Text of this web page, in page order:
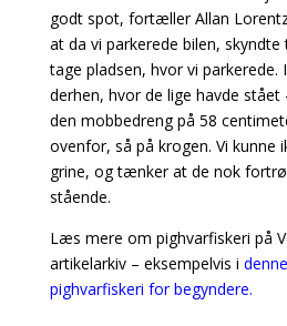
godt spot, fortæller Allan
at da vi parkerede bilen,
tage pladsen, hvor vi parkerede.
derhen, hvor de lige havde stået
den mobbedreng på 58
ovenfor, så på krogen. Vi kunne
grine, og tænker at de nok
stående.
Læs mere om pighvarfiskeri på
artikelarkiv – eksempelvis i
pighvarfiskeri for begyndere.